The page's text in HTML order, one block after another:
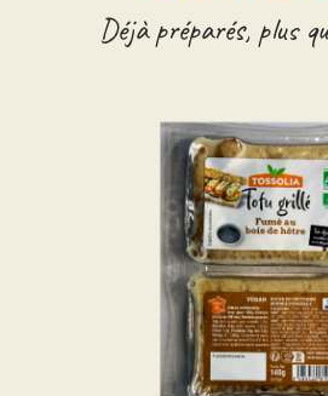
Déjà préparés, plus